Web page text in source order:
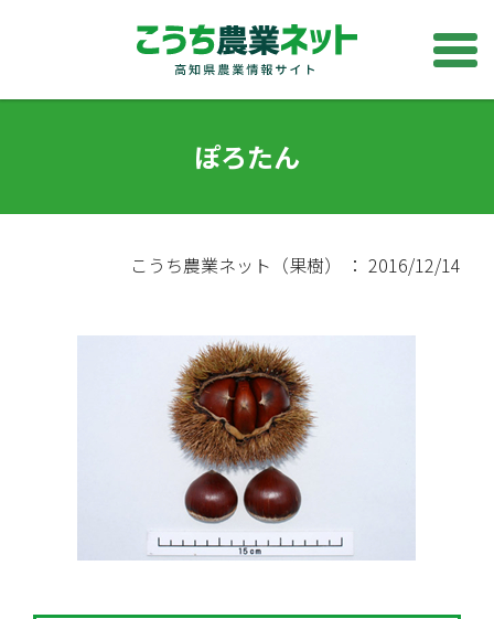
ぽろたん
こうち農業ネット（果樹） ： 2016/12/14